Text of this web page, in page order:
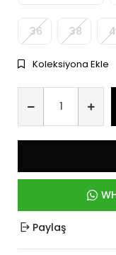
36 38
Koleksiyona Ekle
Paylaş